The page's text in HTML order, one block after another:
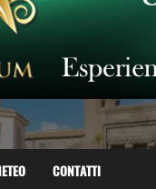
CONTATTI